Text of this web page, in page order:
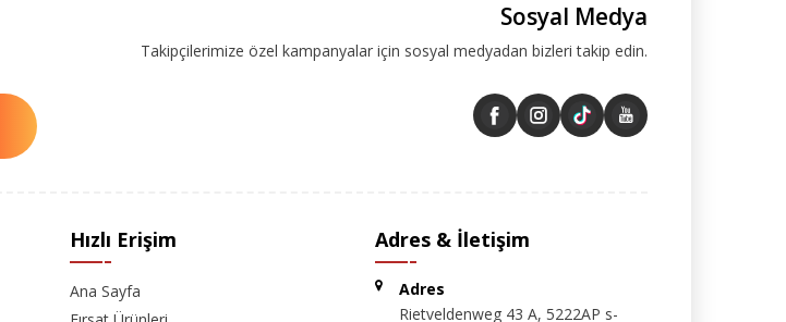
Sosyal Medya
Takipçilerimize özel kampanyalar için sosyal medyadan bizleri takip edin.
Hızlı Erişim
Ana Sayfa
Adres & İletişim
Adres
Rietveldenweg 43 A, 5222AP s-